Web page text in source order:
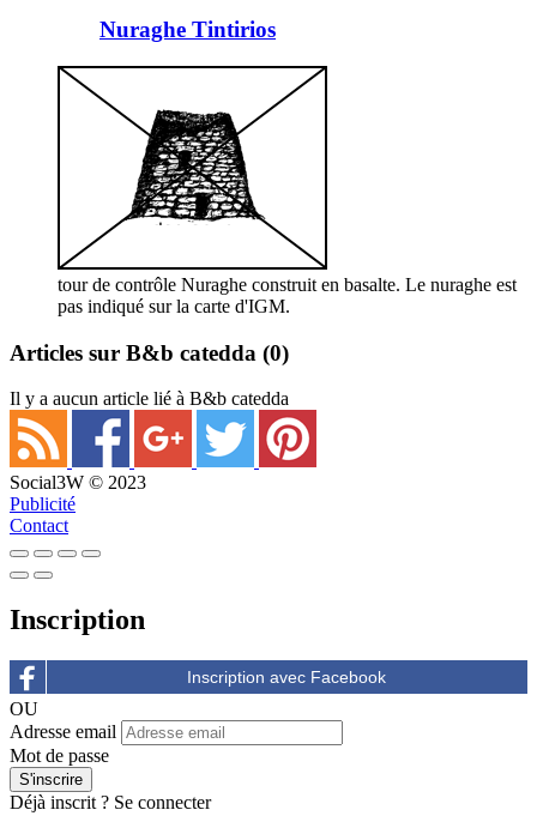
Nuraghe Tintirios
tour de contrôle Nuraghe construit en basalte. Le nuraghe est
pas indiqué sur la carte d'IGM.
Articles sur B&b catedda (0)
Il y a aucun article lié à B&b catedda
Social3W © 2023
Publicité
Contact
Inscription
OU
Adresse email
Mot de passe
Déjà inscrit ? Se connecter